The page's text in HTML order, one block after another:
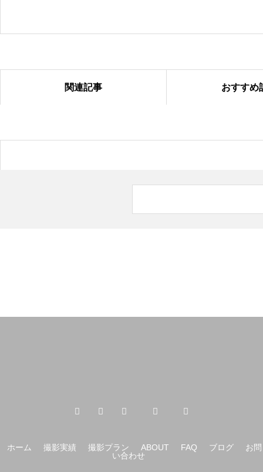
関連記事 おすすめ
ホーム 撮影実績 撮影プラン ABOUT FAQ ブログ
お問
い合わせ